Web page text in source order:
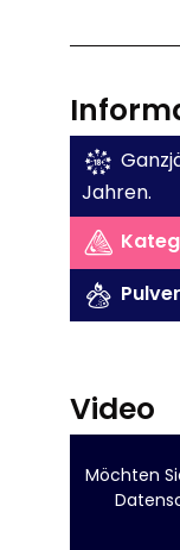
Jahren.
Video
Möchten